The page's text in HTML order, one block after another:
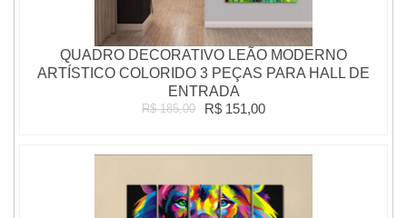
QUADRO DECORATIVO LEÃO MODERNO
ARTÍSTICO COLORIDO 3 PEÇAS PARA HALL DE
ENTRADA
R$ 185,00 R$ 151,00